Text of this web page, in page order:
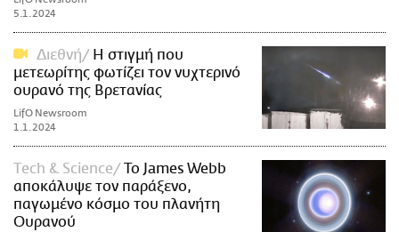
5.1.2024
Διεθνή
Η στιγμή που
μετεωρίτης φωτίζει τον νυχτερινό
ουρανό της Βρετανίας
LifO Newsroom
1.1.2024
Τech & Science
Το James Webb
αποκάλυψε τον παράξενο,
παγωμένο κόσμο του πλανήτη
Ουρανού